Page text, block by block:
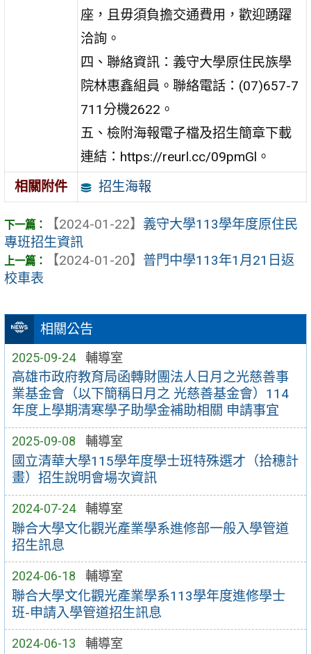
相關公告
2025-09-24 輔導室
高雄市政府教育局函轉財團法人日月之光慈善事
業基金會（以下簡稱日月之 光慈善基金會）114
年度上學期清寒學子助學金補助相關 申請事宜
2025-09-08 輔導室
國立清華大學115學年度學士班特殊選才（拾穗計
畫）招生說明會場次資訊
2024-07-24 輔導室
聯合大學文化觀光產業學系進修部一般入學管道
招生訊息
2024-06-18 輔導室
聯合大學文化觀光產業學系113學年度進修學士
班-申請入學管道招生訊息
2024-06-13 輔導室
座，且毋須負擔交通費用，歡迎踴躍
洽詢。
四、聯絡資訊：義守大學原住民族學
院林惠鑫組員。聯絡電話：(07)657-7
711分機2622。
五、檢附海報電子檔及招生簡章下載
連結：https://reurl.cc/09pmGl。
相關附件
招生海報
【2024-01-22】 義守大學113學年度原住民
專班招生資訊
【2024-01-20】 普門中學113年1月21日返
校車表